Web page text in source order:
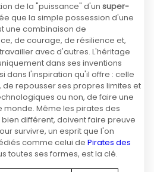
de la "puissance" d'un super-
que la simple possession d'une
une combinaison de
de courage, de résilience et,
avec d'autres. L'héritage
dans ses inventions
dans l'inspiration qu'il offre : celle
repousser ses propres limites et
ou non, de faire une
Même les pirates des
différent, doivent faire preuve
survivre, un esprit que l'on
comme celui de Pirates des
toutes ses formes, est la clé.